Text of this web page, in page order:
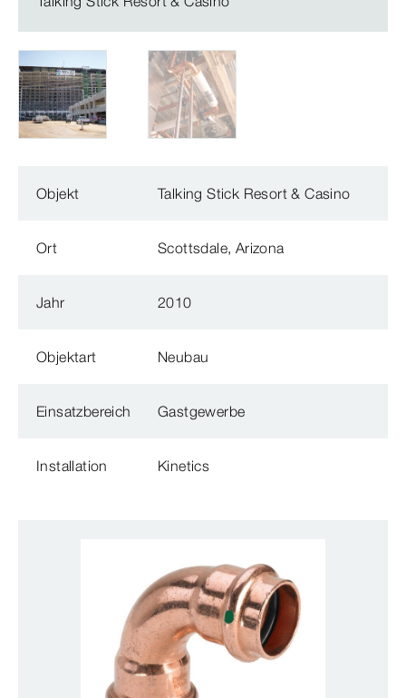
Objekt Talking Stick Resort & Casino
Ort Scottsdale, Arizona
Jahr 2010
Objektart Neubau
Einsatzbereich Gastgewerbe
Installation Kinetics